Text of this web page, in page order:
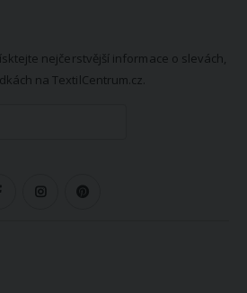
nejčerstvější informace o slevách,
na TextilCentrum.cz.